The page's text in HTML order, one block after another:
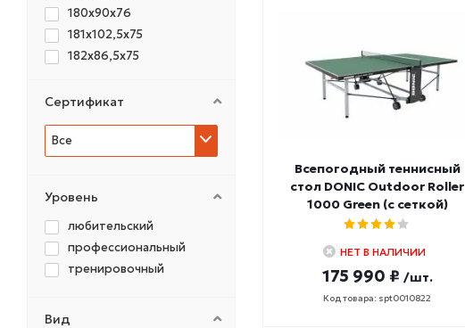
Всепогодный теннисный
стол DONIC Outdoor Roller
1000 Green (с сеткой)
НЕТ В НАЛИЧИИ
175 990 ₽ /шт.
Код товара: spt0010822
180х90х76
181х102,5х75
182х86,5х75
208х115,6х76
272х150х79
273х152,5х76
274x150x76
274х150х76
274х152,5х76
Сертификат
Все
Уровень
любительский
профессиональный
тренировочный
Вид